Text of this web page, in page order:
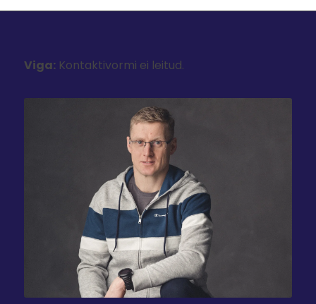
Viga:Kontaktivormi ei leitud.